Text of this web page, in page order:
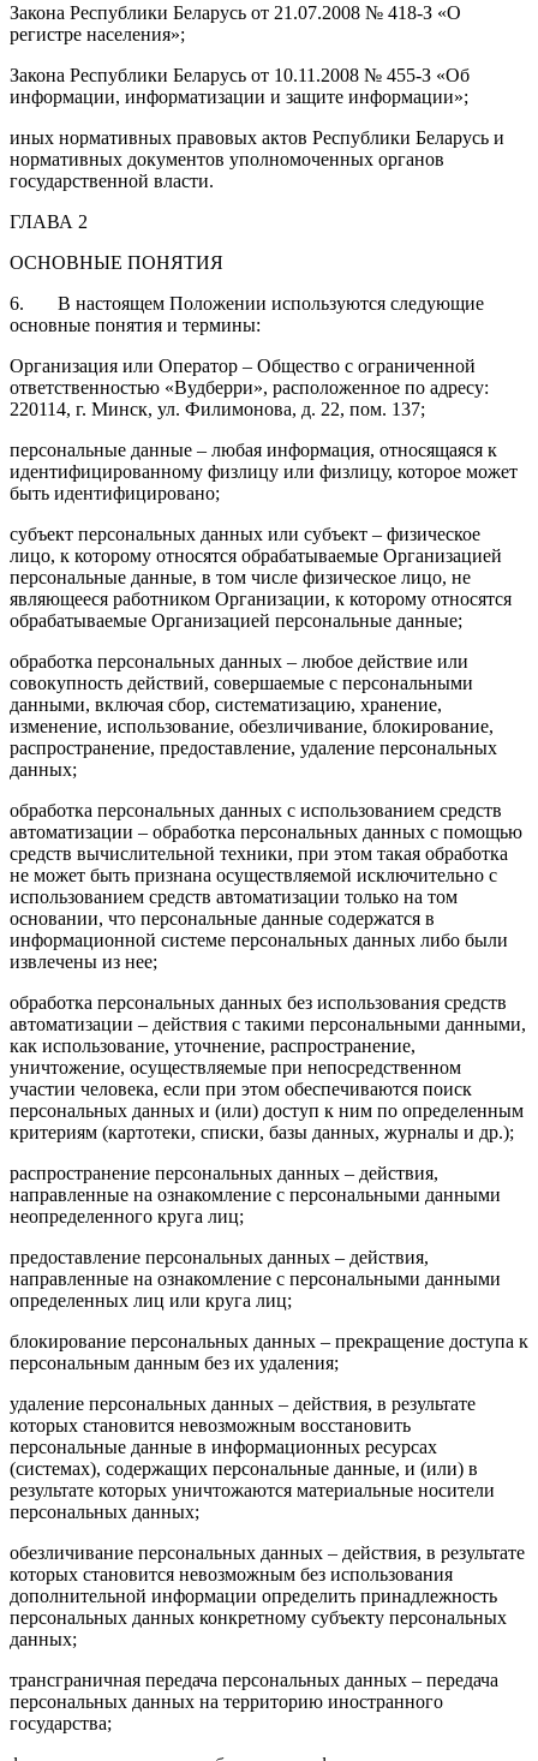
Закона Республики Беларусь от 21.07.2008 № 418-З «О
регистре населения»;
Закона Республики Беларусь от 10.11.2008 № 455-З «Об
информации, информатизации и защите информации»;
иных нормативных правовых актов Республики Беларусь и
нормативных документов уполномоченных органов
государственной власти.
ГЛАВА 2
ОСНОВНЫЕ ПОНЯТИЯ
6. В настоящем Положении используются следующие
основные понятия и термины:
Организация или Оператор – Общество с ограниченной
ответственностью «Вудберри», расположенное по адресу:
220114, г. Минск, ул. Филимонова, д. 22, пом. 137;
персональные данные – любая информация, относящаяся к
идентифицированному физлицу или физлицу, которое может
быть идентифицировано;
субъект персональных данных или субъект – физическое
лицо, к которому относятся обрабатываемые Организацией
персональные данные, в том числе физическое лицо, не
являющееся работником Организации, к которому относятся
обрабатываемые Организацией персональные данные;
обработка персональных данных – любое действие или
совокупность действий, совершаемые с персональными
данными, включая сбор, систематизацию, хранение,
изменение, использование, обезличивание, блокирование,
распространение, предоставление, удаление персональных
данных;
обработка персональных данных с использованием средств
автоматизации – обработка персональных данных с помощью
средств вычислительной техники, при этом такая обработка
не может быть признана осуществляемой исключительно с
использованием средств автоматизации только на том
основании, что персональные данные содержатся в
информационной системе персональных данных либо были
извлечены из нее;
обработка персональных данных без использования средств
автоматизации – действия с такими персональными данными,
как использование, уточнение, распространение,
уничтожение, осуществляемые при непосредственном
участии человека, если при этом обеспечиваются поиск
персональных данных и (или) доступ к ним по определенным
критериям (картотеки, списки, базы данных, журналы и др.);
распространение персональных данных – действия,
направленные на ознакомление с персональными данными
неопределенного круга лиц;
предоставление персональных данных – действия,
направленные на ознакомление с персональными данными
определенных лиц или круга лиц;
блокирование персональных данных – прекращение доступа к
персональным данным без их удаления;
удаление персональных данных – действия, в результате
которых становится невозможным восстановить
персональные данные в информационных ресурсах
(системах), содержащих персональные данные, и (или) в
результате которых уничтожаются материальные носители
персональных данных;
обезличивание персональных данных – действия, в результате
которых становится невозможным без использования
дополнительной информации определить принадлежность
персональных данных конкретному субъекту персональных
данных;
трансграничная передача персональных данных – передача
персональных данных на территорию иностранного
государства;